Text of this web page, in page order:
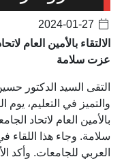
الالتقاء بالأمين العام
عزت سلامة
التقى السيد الدكتور
بالأمين العام لاتحاد
سلامة. وجاء هذا اللقاء
العربي للجامعات. وأكد